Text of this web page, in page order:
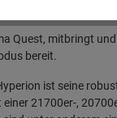
ihre wahre Freude.
Quest, mitbringt
bereit.
ist seine
21700er-,